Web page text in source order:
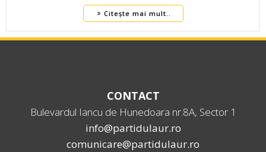
Citește mai mult..
CONTACT
Bulevardul Iancu de Hunedoara nr.8A, Sector 1
info@partidulaur.ro
comunicare@partidulaur.ro